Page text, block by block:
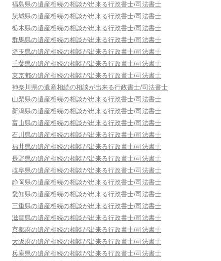
福島県の遺産相続の相談が出来る行政書士/司法書士
茨城県の遺産相続の相談が出来る行政書士/司法書士
栃木県の遺産相続の相談が出来る行政書士/司法書士
群馬県の遺産相続の相談が出来る行政書士/司法書士
埼玉県の遺産相続の相談が出来る行政書士/司法書士
千葉県の遺産相続の相談が出来る行政書士/司法書士
東京都の遺産相続の相談が出来る行政書士/司法書士
神奈川県の遺産相続の相談が出来る行政書士/司法書士
山梨県の遺産相続の相談が出来る行政書士/司法書士
新潟県の遺産相続の相談が出来る行政書士/司法書士
富山県の遺産相続の相談が出来る行政書士/司法書士
石川県の遺産相続の相談が出来る行政書士/司法書士
福井県の遺産相続の相談が出来る行政書士/司法書士
長野県の遺産相続の相談が出来る行政書士/司法書士
岐阜県の遺産相続の相談が出来る行政書士/司法書士
静岡県の遺産相続の相談が出来る行政書士/司法書士
愛知県の遺産相続の相談が出来る行政書士/司法書士
三重県の遺産相続の相談が出来る行政書士/司法書士
滋賀県の遺産相続の相談が出来る行政書士/司法書士
京都府の遺産相続の相談が出来る行政書士/司法書士
大阪府の遺産相続の相談が出来る行政書士/司法書士
兵庫県の遺産相続の相談が出来る行政書士/司法書士